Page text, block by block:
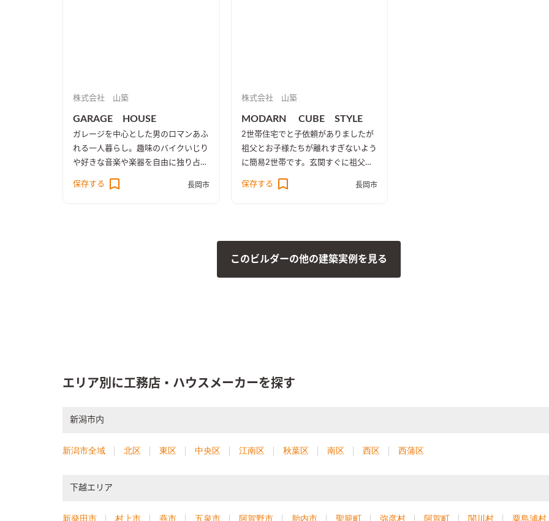
株式会社 山築
GARAGE HOUSE
ガレージを中心とした男のロマンあふ
れる一人暮らし。趣味のバイクいじり
や好きな音楽や楽器を自由に独り占
下は高さ170CMの収納空間と充実し
保存する 長岡市
株式会社 山築
MODARN CUBE STYLE
2世帯住宅でと子依頼がありましたが
祖父とお子様たちが離れすぎないよう
に簡易2世帯です。玄関すぐに祖父の
グや和室は共有に。ホールからの階段
まだ先なので洋間はとりあえず客間と
保存する 長岡市
このビルダーの他の建築実例を見る
エリア別に工務店・ハウスメーカーを探す
新潟市内
新潟市全域 北区 東区 中央区 江南区 秋葉区 南区 西区 西蒲区
下越エリア
新発田市 村上市 燕市 五泉市 阿賀野市 胎内市 聖籠町 弥彦村 阿賀町 関川村 粟島浦村